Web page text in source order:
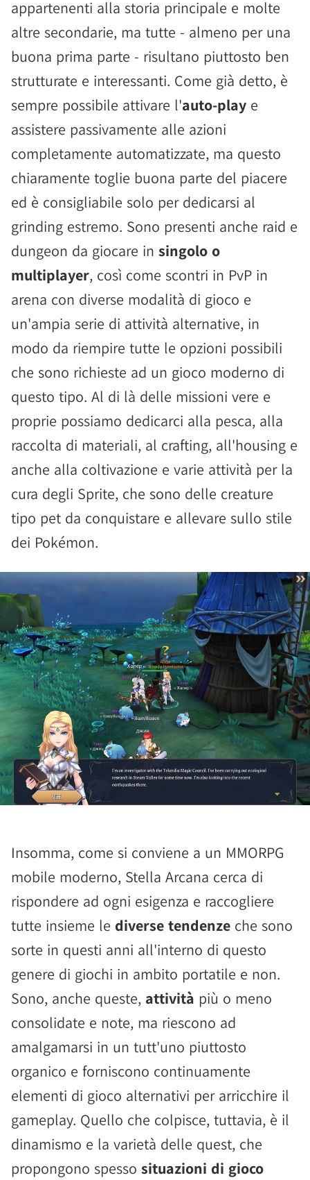
appartenenti alla storia principale e molte
altre secondarie, ma tutte - almeno per una
buona prima parte - risultano piuttosto ben
strutturate e interessanti. Come già detto, è
sempre possibile attivare l'auto-play e
assistere passivamente alle azioni
completamente automatizzate, ma questo
chiaramente toglie buona parte del piacere
ed è consigliabile solo per dedicarsi al
grinding estremo. Sono presenti anche raid e
dungeon da giocare in singolo o
multiplayer, così come scontri in PvP in
arena con diverse modalità di gioco e
un'ampia serie di attività alternative, in
modo da riempire tutte le opzioni possibili
che sono richieste ad un gioco moderno di
questo tipo. Al di là delle missioni vere e
proprie possiamo dedicarci alla pesca, alla
raccolta di materiali, al crafting, all'housing e
anche alla coltivazione e varie attività per la
cura degli Sprite, che sono delle creature
tipo pet da conquistare e allevare sullo stile
dei Pokémon.
Insomma, come si conviene a un MMORPG
mobile moderno, Stella Arcana cerca di
rispondere ad ogni esigenza e raccogliere
tutte insieme le diverse tendenze che sono
sorte in questi anni all'interno di questo
genere di giochi in ambito portatile e non.
Sono, anche queste, attività più o meno
consolidate e note, ma riescono ad
amalgamarsi in un tutt'uno piuttosto
organico e forniscono continuamente
elementi di gioco alternativi per arricchire il
gameplay. Quello che colpisce, tuttavia, è il
dinamismo e la varietà delle quest, che
propongono spesso situazioni di gioco